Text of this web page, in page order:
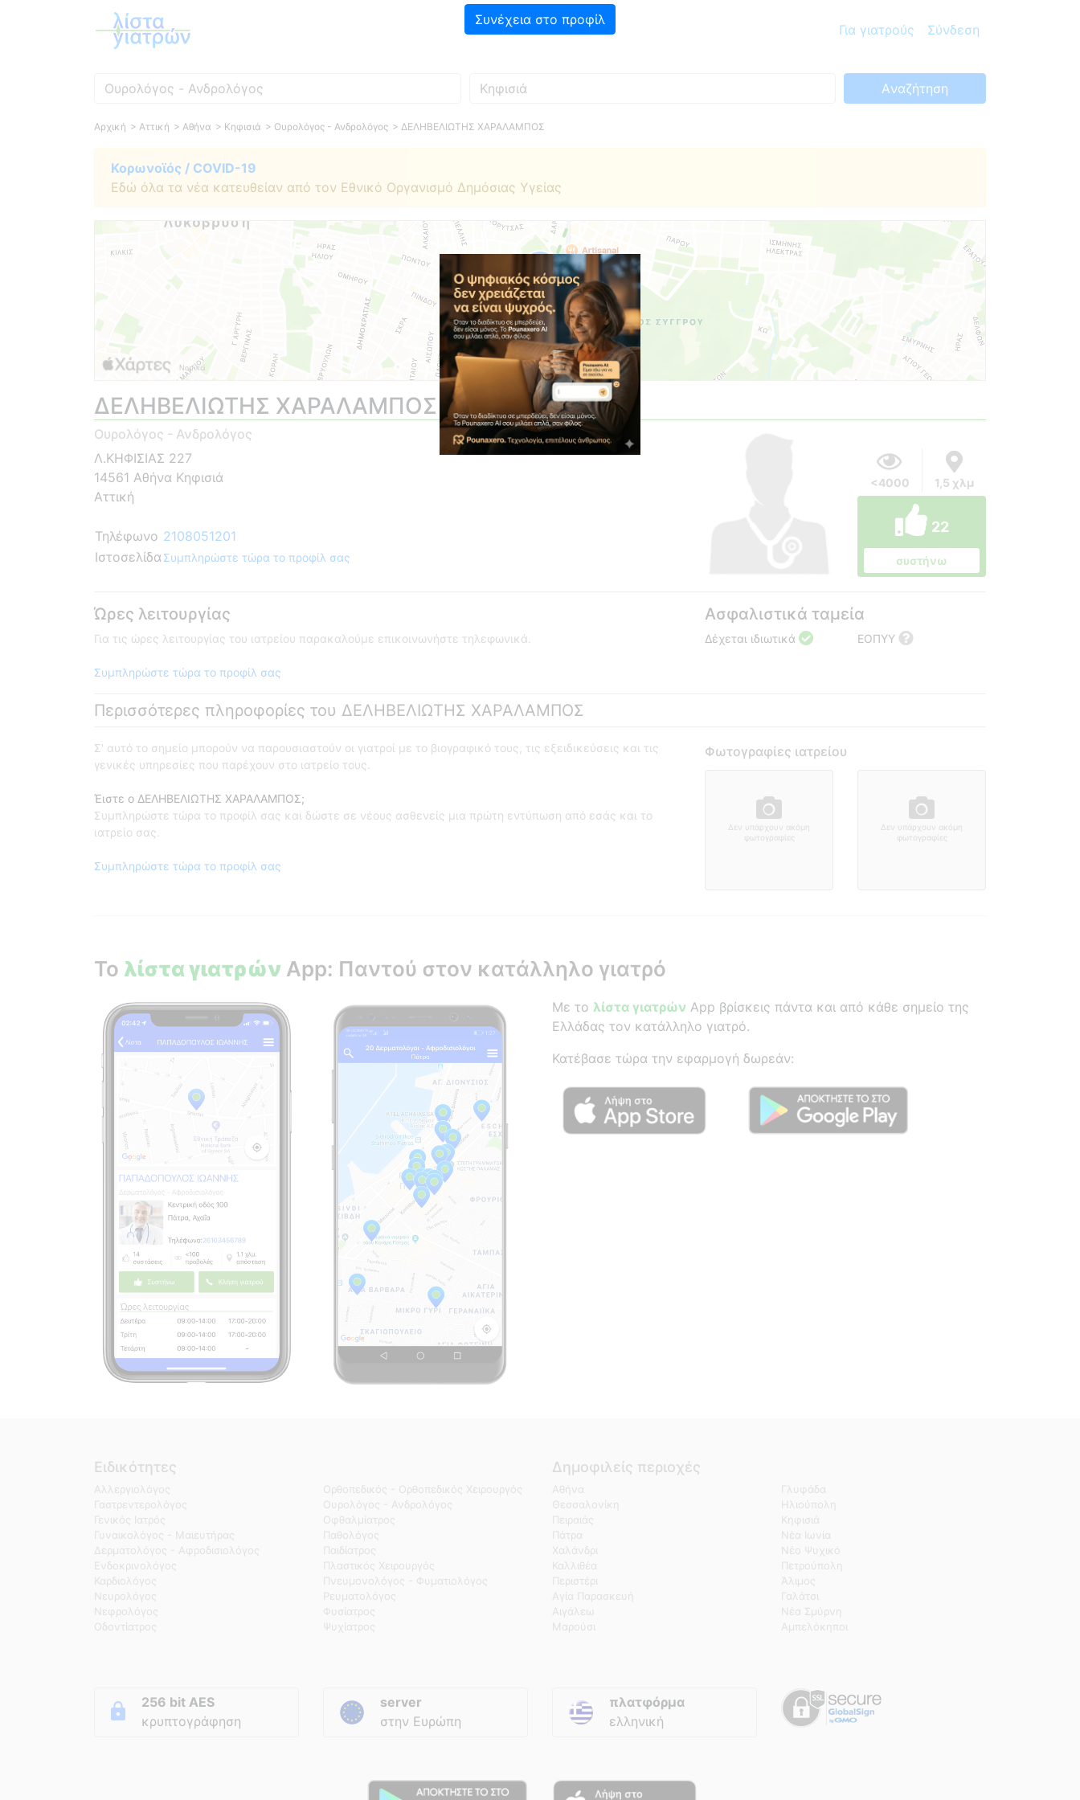
Για γιατρούς Σύνδεση
Συνέχεια στο προφίλ
Ειδικότητα Πού Aναζήτηση
Αρχική > Αττική > Αθήνα > Κηφισιά > Ουρολόγος - Ανδρολόγος > ΔΕΛΗΒΕΛΙΩΤΗΣ ΧΑΡΑΛΑΜΠΟΣ
Κορωνοϊός / COVID-19
Εδώ όλα τα νέα κατευθείαν από τον Εθνικό Οργανισμό Δημόσιας Υγείας
ΔΕΛΗΒΕΛΙΩΤΗΣ ΧΑΡΑΛΑΜΠΟΣ
Ουρολόγος - Ανδρολόγος
Λ.ΚΗΦΙΣΙΑΣ 227
14561 Αθήνα Κηφισιά
Αττική
Τηλέφωνο 2108051201
Ιστοσελίδα Συμπληρώστε τώρα το προφίλ σας
<4000 1,5 χλμ
22
συστήνω
Ώρες λειτουργίας
Για τις ώρες λειτουργίας του ιατρείου παρακαλούμε επικοινωνήστε τηλεφωνικά.
Συμπληρώστε τώρα το προφίλ σας
Ασφαλιστικά ταμεία
Δέχεται ιδιωτικά ΕΟΠΥΥ
Περισσότερες πληροφορίες του ΔΕΛΗΒΕΛΙΩΤΗΣ ΧΑΡΑΛΑΜΠΟΣ
Σ' αυτό το σημείο μπορούν να παρουσιαστούν οι γιατροί με το βιογραφικό τους, τις εξειδικεύσεις και τις
γενικές υπηρεσίες που παρέχουν στο ιατρείο τους.
Έιστε ο ΔΕΛΗΒΕΛΙΩΤΗΣ ΧΑΡΑΛΑΜΠΟΣ;
Συμπληρώστε τώρα το προφίλ σας και δώστε σε νέους ασθενείς μια πρώτη εντύπωση από εσάς και το
ιατρείο σας.
Συμπληρώστε τώρα το προφίλ σας
Φωτογραφίες ιατρείου
Δεν υπάρχουν ακόμη
φωτογραφίες
Δεν υπάρχουν ακόμη
φωτογραφίες
Το λίστα γιατρών App: Παντού στον κατάλληλο γιατρό
Με το λίστα γιατρών App βρίσκεις πάντα και από κάθε σημείο της
Ελλάδας τον κατάλληλο γιατρό.
Κατέβασε τώρα την εφαρμογή δωρεάν:
Ειδικότητες
Αλλεργιολόγος
Γαστρεντερολόγος
Γενικός Ιατρός
Γυναικολόγος - Μαιευτήρας
Δερματολόγος - Αφροδισιολόγος
Ενδοκρινολόγος
Καρδιολόγος
Νευρολόγος
Νεφρολόγος
Οδοντίατρος
Ορθοπεδικός - Ορθοπεδικός Χειρουργός
Ουρολόγος - Ανδρολόγος
Οφθαλμίατρος
Παθολόγος
Παιδίατρος
Πλαστικός Χειρουργός
Πνευμονολόγος - Φυματιολόγος
Ρευματολόγος
Φυσίατρος
Ψυχίατρος
Δημοφιλείς περιοχές
Αθήνα
Θεσσαλονίκη
Πειραιάς
Πάτρα
Χαλάνδρι
Καλλιθέα
Περιστέρι
Αγία Παρασκευή
Αιγάλεω
Μαρούσι
Γλυφάδα
Ηλιούπολη
Κηφισιά
Νέα Ιωνία
Νέο Ψυχικό
Πετρούπολη
Άλιμος
Γαλάτσι
Νέα Σμύρνη
Αμπελόκηποι
256 bit AES
κρυπτογράφηση
server
στην Ευρώπη
πλατφόρμα
ελληνική